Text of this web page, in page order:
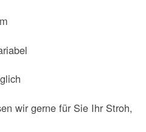
wir gerne für Sie Ihr Stroh,